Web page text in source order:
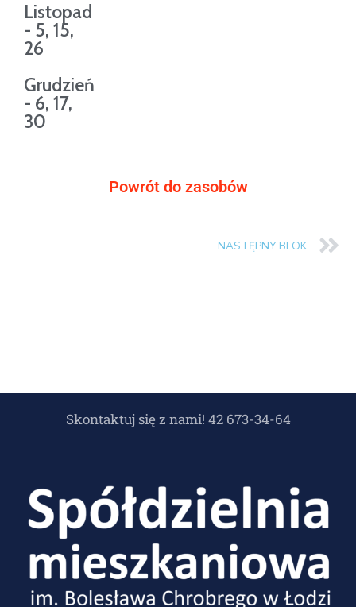
Listopad
- 5, 15,
26
Grudzień
- 6, 17,
30
Powrót do zasobów
NASTĘPNY BLOK
Skontaktuj się z nami! 42 673-34-64